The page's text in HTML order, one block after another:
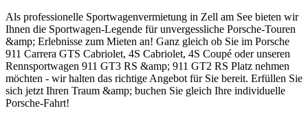
Als professionelle Sportwagenvermietung in Zell am See bieten wir
Ihnen die Sportwagen-Legende für unvergessliche Porsche-Touren
&amp; Erlebnisse zum Mieten an! Ganz gleich ob Sie im Porsche
911 Carrera GTS Cabriolet, 4S Cabriolet, 4S Coupé oder unseren
Rennsportwagen 911 GT3 RS &amp; 911 GT2 RS Platz nehmen
möchten - wir halten das richtige Angebot für Sie bereit. Erfüllen Sie
sich jetzt Ihren Traum &amp; buchen Sie gleich Ihre individuelle
Porsche-Fahrt!